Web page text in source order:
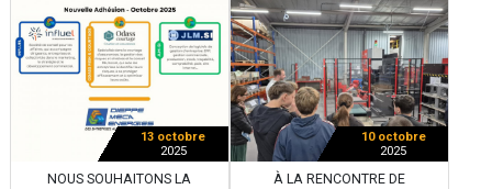
13 octobre
2025
NOUS SOUHAITONS LA
10 octobre
2025
À LA RENCONTRE DE